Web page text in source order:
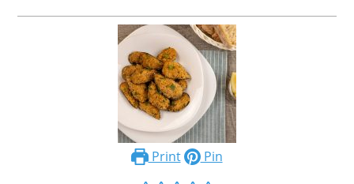
Print Pin